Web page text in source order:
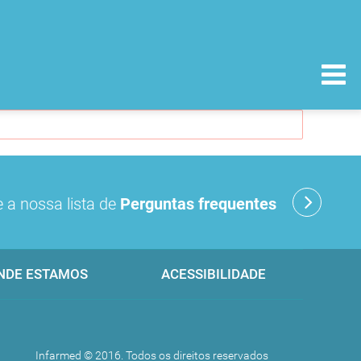
a nossa lista de Perguntas frequentes
ESTAMOS ACESSIBILIDADE
Infarmed © 2016. Todos os direitos reservados